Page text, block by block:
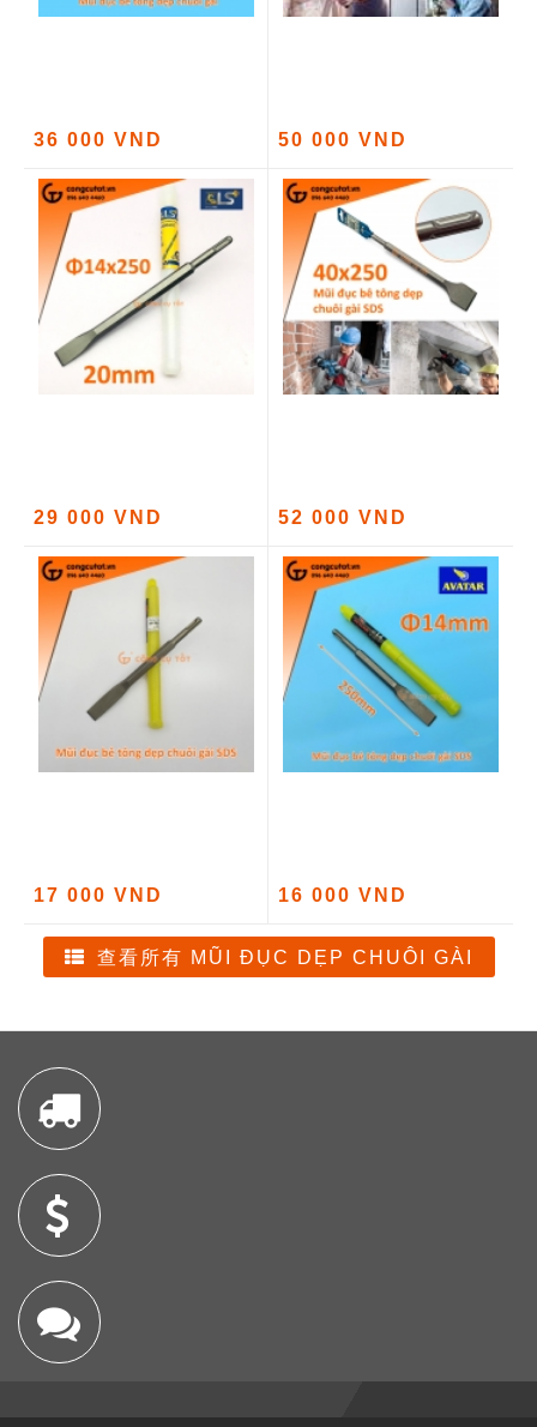
36 000 VND 50 000 VND
29 000 VND 52 000 VND
17 000 VND 16 000 VND
查看所有 MŨI ĐỤC DẸP CHUÔI GÀI